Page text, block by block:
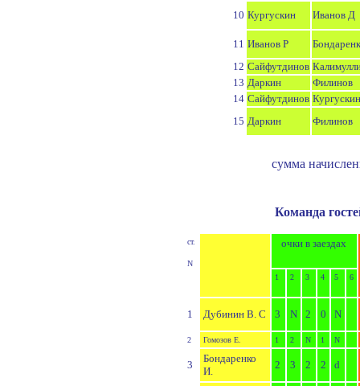
10 Кургускин Иванов Д
11 Иванов Р
12 Сайфутдинов
13 Даркин
Филинов
14 Сайфутдинов Кургускин
15 Даркин Филинов
сумма
Команда
ст.
N
очки в заездах
1 2 3 4 5 6
1 Дубинин В. С 3 N 2 0 N
2 Гомозов Е. 1 2 N 1 N
3
Бондаренко
И.
2 3 2 2 d